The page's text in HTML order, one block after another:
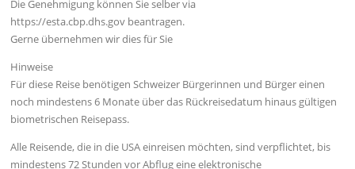
Die Genehmigung können Sie selber via
https://esta.cbp.dhs.gov beantragen.
Gerne übernehmen wir dies für Sie
Hinweise
Für diese Reise benötigen Schweizer Bürgerinnen und Bürger einen
noch mindestens 6 Monate über das Rückreisedatum hinaus gültigen
biometrischen Reisepass.
Alle Reisende, die in die USA einreisen möchten, sind verpflichtet, bis
mindestens 72 Stunden vor Abflug eine elektronische